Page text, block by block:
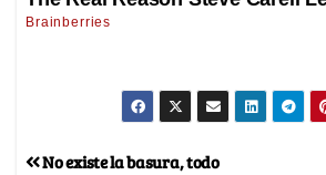
No existe la basura, todo